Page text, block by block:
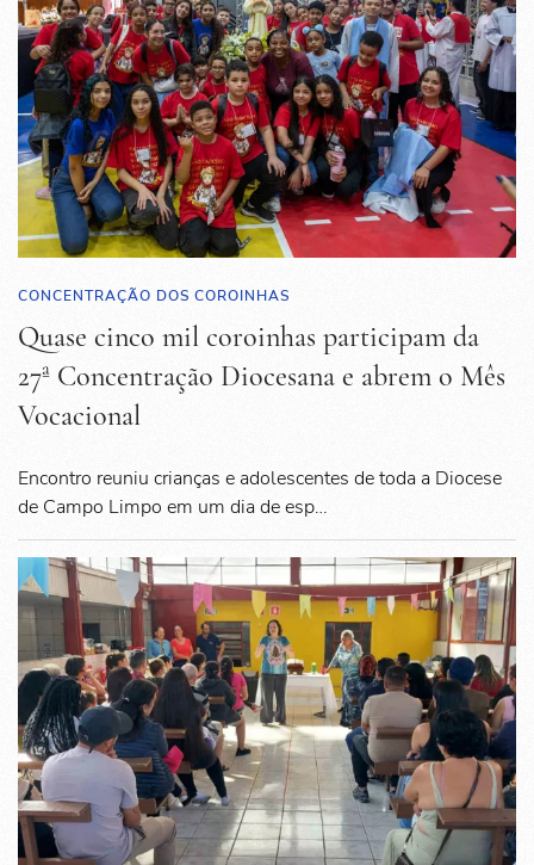
CONCENTRAÇÃO DOS COROINHAS
Quase cinco mil coroinhas participam da
27ª Concentração Diocesana e abrem o Mês
Vocacional
Encontro reuniu crianças e adolescentes de toda a Diocese
de Campo Limpo em um dia de esp…